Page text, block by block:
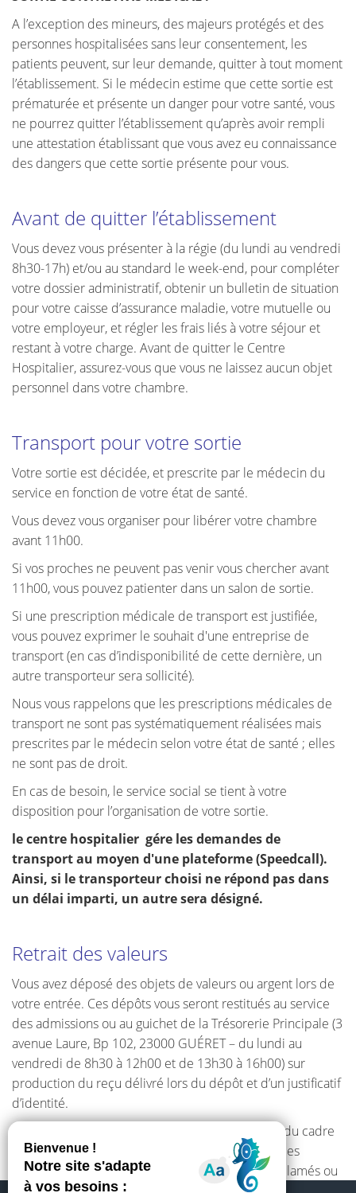
A l’exception des mineurs, des majeurs protégés et des
personnes hospitalisées sans leur consentement, les
patients peuvent, sur leur demande, quitter à tout moment
l’établissement. Si le médecin estime que cette sortie est
prématurée et présente un danger pour votre santé, vous
ne pourrez quitter l’établissement qu’après avoir rempli
une attestation établissant que vous avez eu connaissance
des dangers que cette sortie présente pour vous.
Avant de quitter l’établissement
Vous devez vous présenter à la régie (du lundi au vendredi
8h30-17h) et/ou au standard le week-end, pour compléter
votre dossier administratif, obtenir un bulletin de situation
pour votre caisse d’assurance maladie, votre mutuelle ou
votre employeur, et régler les frais liés à votre séjour et
restant à votre charge. Avant de quitter le Centre
Hospitalier, assurez-vous que vous ne laissez aucun objet
personnel dans votre chambre.
Transport pour votre sortie
Votre sortie est décidée, et prescrite par le médecin du
service en fonction de votre état de santé.
Vous devez vous organiser pour libérer votre chambre
avant 11h00.
Si vos proches ne peuvent pas venir vous chercher avant
11h00, vous pouvez patienter dans un salon de sortie.
Si une prescription médicale de transport est justifiée,
vous pouvez exprimer le souhait d'une entreprise de
transport (en cas d’indisponibilité de cette dernière, un
autre transporteur sera sollicité).
Nous vous rappelons que les prescriptions médicales de
transport ne sont pas systématiquement réalisées mais
prescrites par le médecin selon votre état de santé ; elles
ne sont pas de droit.
En cas de besoin, le service social se tient à votre
disposition pour l’organisation de votre sortie.
le centre hospitalier gére les demandes de
transport au moyen d'une plateforme (Speedcall).
Ainsi, si le transporteur choisi ne répond pas dans
un délai imparti, un autre sera désigné.
Retrait des valeurs
Vous avez déposé des objets de valeurs ou argent lors de
votre entrée. Ces dépôts vous seront restitués au service
des admissions ou au guichet de la Trésorerie Principale (3
avenue Laure, Bp 102, 23000 GUÉRET – du lundi au
vendredi de 8h30 à 12h00 et de 13h30 à 16h00) sur
production du reçu délivré lors du dépôt et d’un justificatif
d’identité.
Le jour de votre départ, renseignez-vous auprès du cadre
ou de l’infirmier du service qui vous aidera dans les
démarches à suivre. Les objets de valeur non réclamés ou